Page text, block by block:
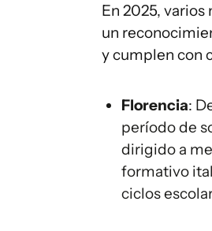
En 2025,
un
y cumplen con
Florencia:
período de
dirigido a
formativo
ciclos